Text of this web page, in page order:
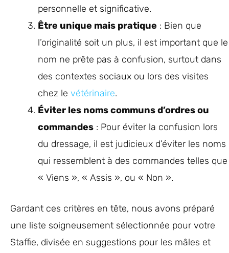
personnelle et significative.
Être unique mais pratique : Bien que
l’originalité soit un plus, il est important que le
nom ne prête pas à confusion, surtout dans
des contextes sociaux ou lors des visites
chez le vétérinaire.
Éviter les noms communs d’ordres ou
commandes : Pour éviter la confusion lors
du dressage, il est judicieux d’éviter les noms
qui ressemblent à des commandes telles que
« Viens », « Assis », ou « Non ».
Gardant ces critères en tête, nous avons préparé
une liste soigneusement sélectionnée pour votre
Staffie, divisée en suggestions pour les mâles et